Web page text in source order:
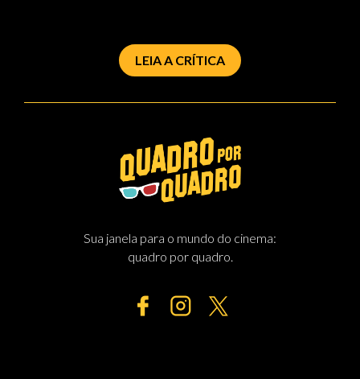
LEIA A CRÍTICA
Sua janela para o mundo do cinema:
quadro por quadro.